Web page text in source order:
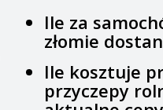
Ile za
złomie
Ile kosztuje
przyczepy